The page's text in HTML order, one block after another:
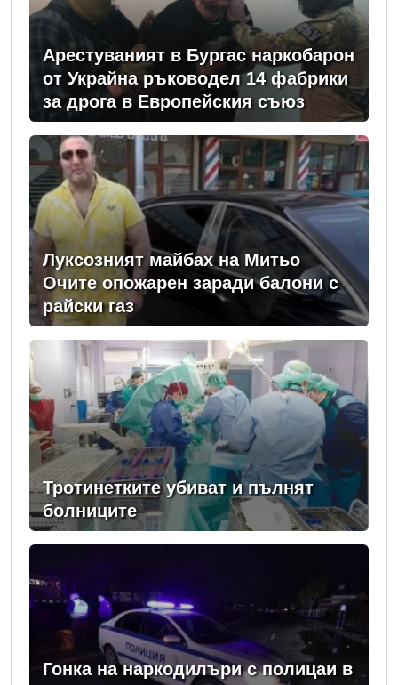
Арестуваният в Бургас наркобарон
от Украйна ръководел 14 фабрики
за дрога в Европейския съюз
Луксозният майбах на Митьо
Очите опожарен заради балони с
райски газ
Тротинетките убиват и пълнят
болниците
Гонка на наркодилъри с полицаи в